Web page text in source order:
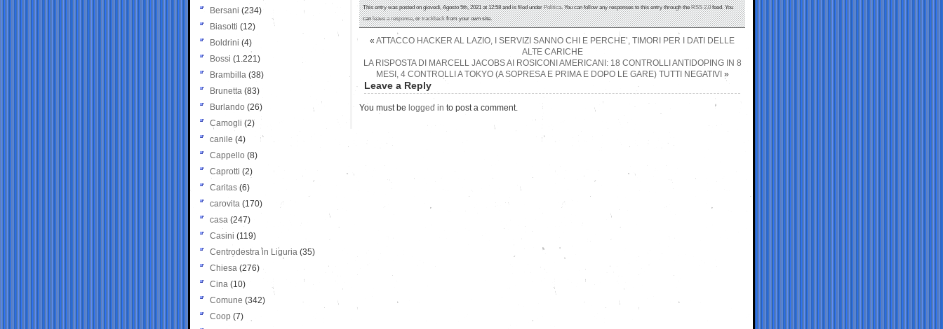
This entry was posted on giovedì, Agosto 5th, 2021 at 12:58 and is filed underPolitica. You can follow any responses to this entry through theRSS 2.0feed. You
canleave a response, ortrackbackfrom your own site.
« ATTACCO HACKER AL LAZIO, I SERVIZI SANNO CHI E PERCHE’, TIMORI PER I DATI DELLE
ALTE CARICHE
LA RISPOSTA DI MARCELL JACOBS AI ROSICONI AMERICANI: 18 CONTROLLI ANTIDOPING IN 8
MESI, 4 CONTROLLI A TOKYO (A SOPRESA E PRIMA E DOPO LE GARE) TUTTI NEGATIVI »
Leave a Reply
You must be logged in to post a comment.
Bersani (234)
Biasotti (12)
Boldrini (4)
Bossi (1.221)
Brambilla (38)
Brunetta (83)
Burlando (26)
Camogli (2)
canile (4)
Cappello (8)
Caprotti (2)
Caritas (6)
carovita (170)
casa (247)
Casini (119)
Centrodestra in Liguria (35)
Chiesa (276)
Cina (10)
Comune (342)
Coop (7)